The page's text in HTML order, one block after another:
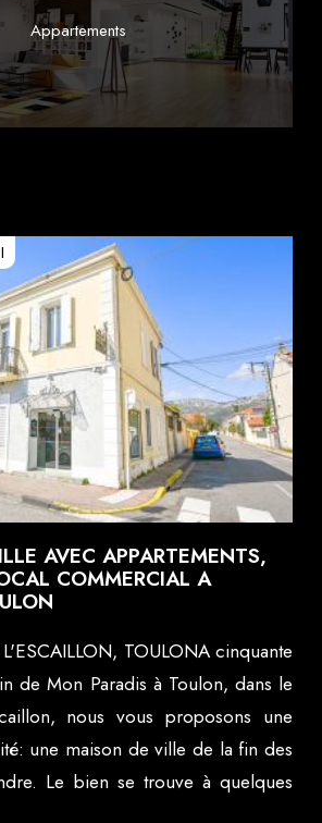
Appartements
AVEC APPARTEMENTS,
COMMERCIAL A
TOULONA cinquante
de Mon Paradis à Toulon, dans le
nous vous proposons une
une maison de ville de la fin des
Le bien se trouve à quelques